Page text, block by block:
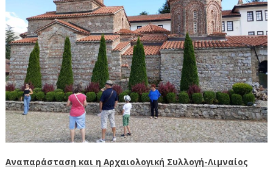
Αναπαράσταση και η Αρχαιολογική Συλλογή-Λιμναίος